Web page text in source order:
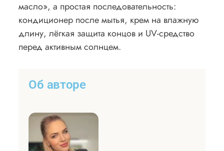
масло», а простая последовательность:
кондиционер после мытья, крем на влажную
длину, лёгкая защита концов и UV-средство
перед активным солнцем.
Об авторе